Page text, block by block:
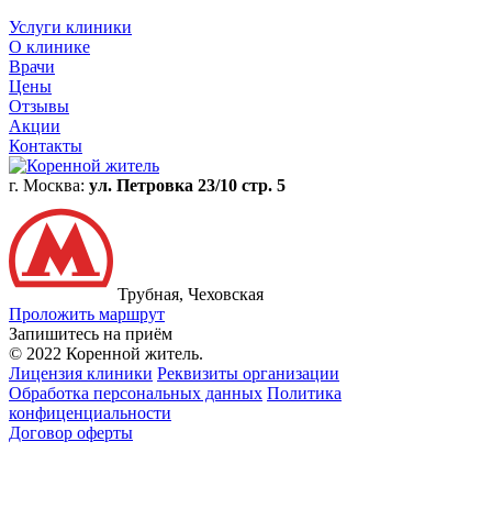
Услуги клиники
О клинике
Врачи
Цены
Отзывы
Акции
Контакты
г. Москва: ул. Петровка 23/10 стр. 5
Трубная, Чеховская
Проложить маршрут
Запишитесь на приём
© 2022 Коренной житель.
Лицензия клиники Реквизиты организации
Обработка персональных данных Политика
конфиценциальности
Договор оферты